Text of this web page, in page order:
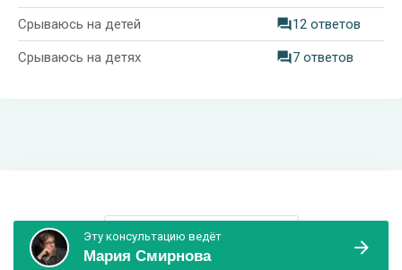
Срываюсь на детей 12 ответов
Срываюсь на детях 7 ответов
Эту консультацию ведёт
Мария Смирнова